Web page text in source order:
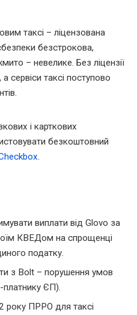
таксі – ліцензована
безстрокова,
– невелике. Без ліцензії
сервіси таксі поступово
і карткових
безкоштовний
виплати від Glovo за
КВЕДом на спрощенці
податку.
з Bolt – порушення умов
платнику ЄП).
року ПРРО для таксі